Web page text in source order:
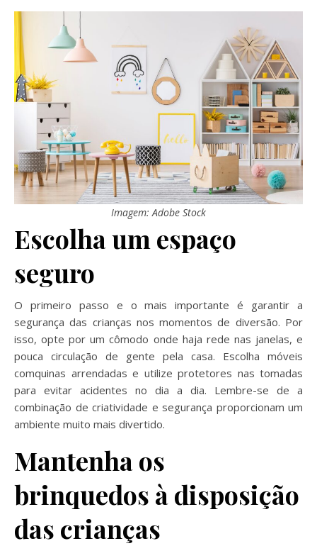
Imagem: Adobe Stock
Escolha um espaço
seguro
O primeiro passo e o mais importante é garantir a
segurança das crianças nos momentos de diversão. Por
isso, opte por um cômodo onde haja rede nas janelas, e
pouca circulação de gente pela casa. Escolha móveis
comquinas arrendadas e utilize protetores nas tomadas
para evitar acidentes no dia a dia. Lembre-se de a
combinação de criatividade e segurança proporcionam um
ambiente muito mais divertido.
Mantenha os
brinquedos à disposição
das crianças